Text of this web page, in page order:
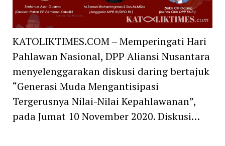
KATOLIKTIMES.COM – Memperingati Hari
Pahlawan Nasional, DPP Aliansi Nusantara
menyelenggarakan diskusi daring bertajuk
“Generasi Muda Mengantisipasi
Tergerusnya Nilai-Nilai Kepahlawanan”,
pada Jumat 10 November 2020. Diskusi…